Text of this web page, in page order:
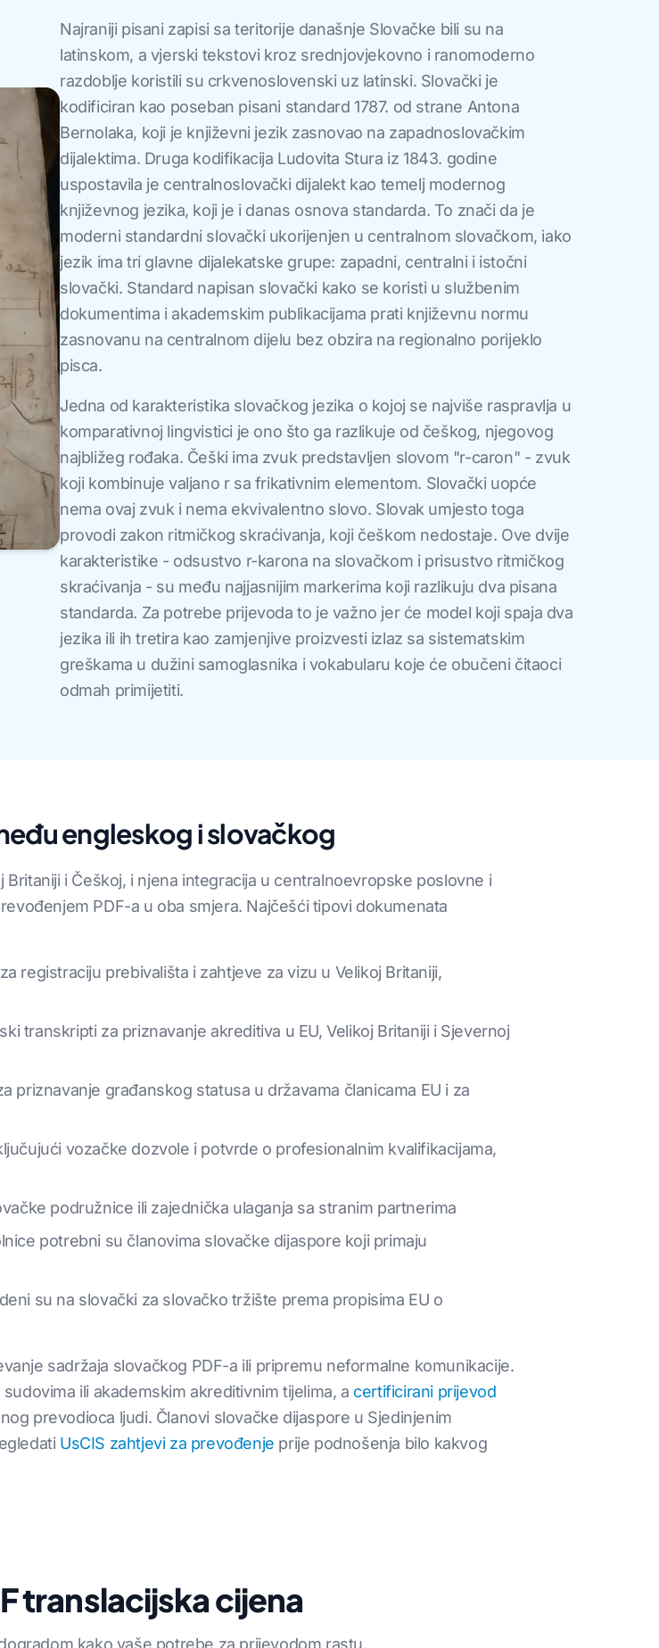
Najraniji pisani zapisi sa teritorije današnje Slovačke bili su na
latinskom, a vjerski tekstovi kroz srednjovjekovno i ranomoderno
razdoblje koristili su crkvenoslovenski uz latinski. Slovački je
kodificiran kao poseban pisani standard 1787. od strane Antona
Bernolaka, koji je književni jezik zasnovao na zapadnoslovačkim
dijalektima. Druga kodifikacija Ludovita Stura iz 1843. godine
uspostavila je centralnoslovački dijalekt kao temelj modernog
književnog jezika, koji je i danas osnova standarda. To znači da je
moderni standardni slovački ukorijenjen u centralnom slovačkom, iako
jezik ima tri glavne dijalekatske grupe: zapadni, centralni i istočni
slovački. Standard napisan slovački kako se koristi u službenim
dokumentima i akademskim publikacijama prati književnu normu
zasnovanu na centralnom dijelu bez obzira na regionalno porijeklo
pisca.
Jedna od karakteristika slovačkog jezika o kojoj se najviše raspravlja u
komparativnoj lingvistici je ono što ga razlikuje od češkog, njegovog
najbližeg rođaka. Češki ima zvuk predstavljen slovom "r-caron" - zvuk
koji kombinuje valjano r sa frikativnim elementom. Slovački uopće
nema ovaj zvuk i nema ekvivalentno slovo. Slovak umjesto toga
provodi zakon ritmičkog skraćivanja, koji češkom nedostaje. Ove dvije
karakteristike - odsustvo r-karona na slovačkom i prisustvo ritmičkog
skraćivanja - su među najjasnijim markerima koji razlikuju dva pisana
standarda. Za potrebe prijevoda to je važno jer će model koji spaja dva
jezika ili ih tretira kao zamjenjive proizvesti izlaz sa sistematskim
greškama u dužini samoglasnika i vokabularu koje će obučeni čitaoci
odmah primijetiti.
engleskog i slovačkog
Britaniji i Češkoj, i njena integracija u centralnoevropske poslovne i
PDF-a u oba smjera. Najčešći tipovi dokumenata
registraciju prebivališta i zahtjeve za vizu u Velikoj Britaniji,
transkripti za priznavanje akreditiva u EU, Velikoj Britaniji i Sjevernoj
priznavanje građanskog statusa u državama članicama EU i za
vozačke dozvole i potvrde o profesionalnim kvalifikacijama,
podružnice ili zajednička ulaganja sa stranim partnerima
potrebni su članovima slovačke dijaspore koji primaju
su na slovački za slovačko tržište prema propisima EU o
sadržaja slovačkog PDF-a ili pripremu neformalne komunikacije.
ili akademskim akreditivnim tijelima, a certificirani prijevod
prevodioca ljudi. Članovi slovačke dijaspore u Sjedinjenim
UsCIS zahtjevi za prevođenje prije podnošenja bilo kakvog
translacijska cijena
kako vaše potrebe za prijevodom rastu.